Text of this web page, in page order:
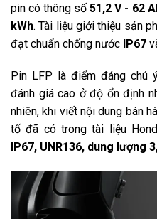
pin có thông số51,2 V - 62
kWh. Tài liệu giới thiệu sản
đạt chuẩn chống nước IP67
Pin LFP là điểm đáng chú
đánh giá cao ở độ ổn định
nhiên, khi viết nội dung bán
tố đã có trong tài liệu
IP67, UNR136, dung lượng